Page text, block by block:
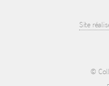
Site
©